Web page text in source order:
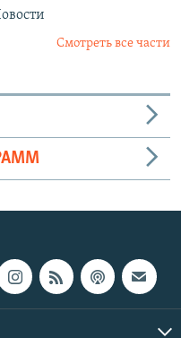
Смотреть все части